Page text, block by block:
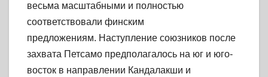
весьма масштабными и полностью
соответствовали финским
предложениям. Наступление союзников после
захвата Петсамо предполагалось на юг и юго-
восток в направлении Кандалакши и